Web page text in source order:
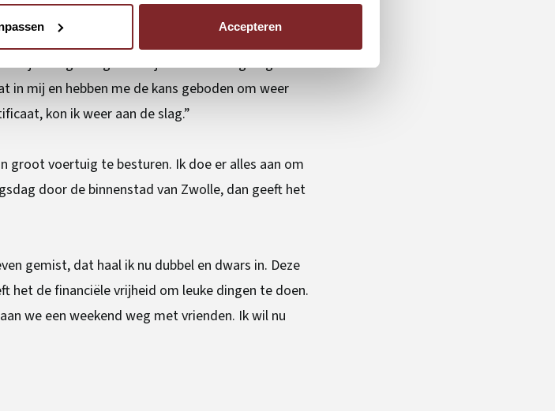
Accepteren
een groot gat in mijn CV en wilde graag
in mij en hebben me de kans geboden om weer
kon ik weer aan de slag.”
groot voertuig te besturen. Ik doe er alles aan om
door de binnenstad van Zwolle, dan geeft het
gemist, dat haal ik nu dubbel en dwars in. Deze
het de financiële vrijheid om leuke dingen te doen.
we een weekend weg met vrienden. Ik wil nu